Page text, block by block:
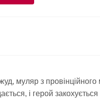
муляр з
і герой закохується